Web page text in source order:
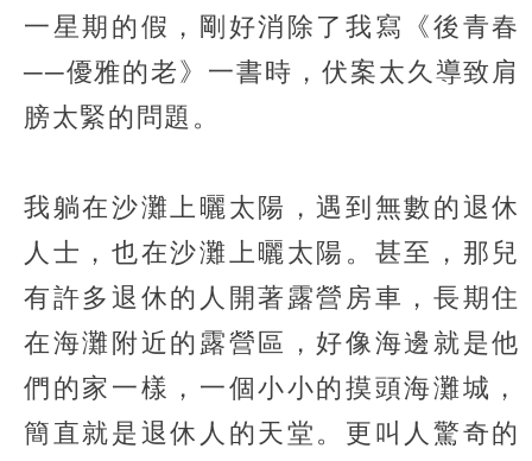
一星期的假，剛好消除了我寫《後青春
──優雅的老》一書時，伏案太久導致肩
膀太緊的問題。
我躺在沙灘上曬太陽，遇到無數的退休
人士，也在沙灘上曬太陽。甚至，那兒
有許多退休的人開著露營房車，長期住
在海灘附近的露營區，好像海邊就是他
們的家一樣，一個小小的摸頭海灘城，
簡直就是退休人的天堂。更叫人驚奇的